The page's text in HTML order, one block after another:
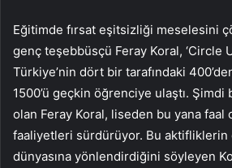
Eğitimde fırsat eşitsizliği meselesini
genç teşebbüsçü Feray Koral, ‘Circle
Türkiye’nin dört bir tarafındaki
1500’ü geçkin öğrenciye ulaştı. Şimdi
olan Feray Koral, liseden bu yana faal
faaliyetleri sürdürüyor. Bu
dünyasına yönlendirdiğini söyleyen